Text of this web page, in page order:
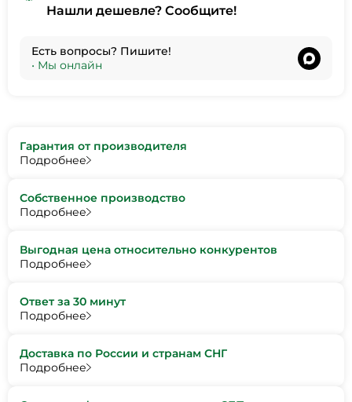
Нашли дешевле? Сообщите!
Есть вопросы? Пишите!
• Мы онлайн
Гарантия от производителя
Подробнее
Собственное производство
Подробнее
Выгодная цена относительно конкурентов
Подробнее
Ответ за 30 минут
Подробнее
Доставка по России и странам СНГ
Подробнее